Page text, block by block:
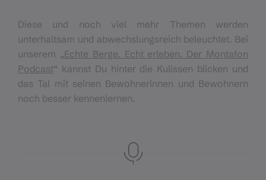
Diese und noch viel mehr Themen werden
unterhaltsam und abwechslungsreich beleuchtet. Bei
unserem „Echte Berge. Echt erleben. Der Montafon
Podcast“ kannst Du hinter die Kulissen blicken und
das Tal mit seinen Bewohnerinnen und Bewohnern
noch besser kennenlernen.